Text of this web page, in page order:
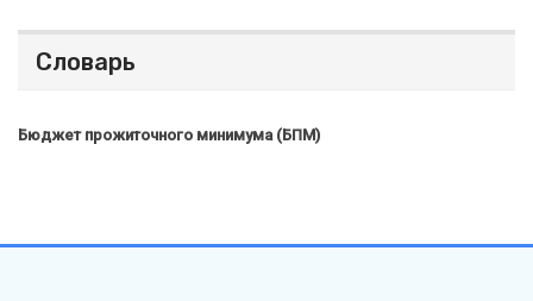
Словарь
Бюджет прожиточного минимума (БПМ)